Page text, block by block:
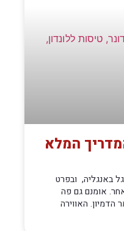
המלא
באנגליה, ובפרט
אומנם גם פה
האווירה